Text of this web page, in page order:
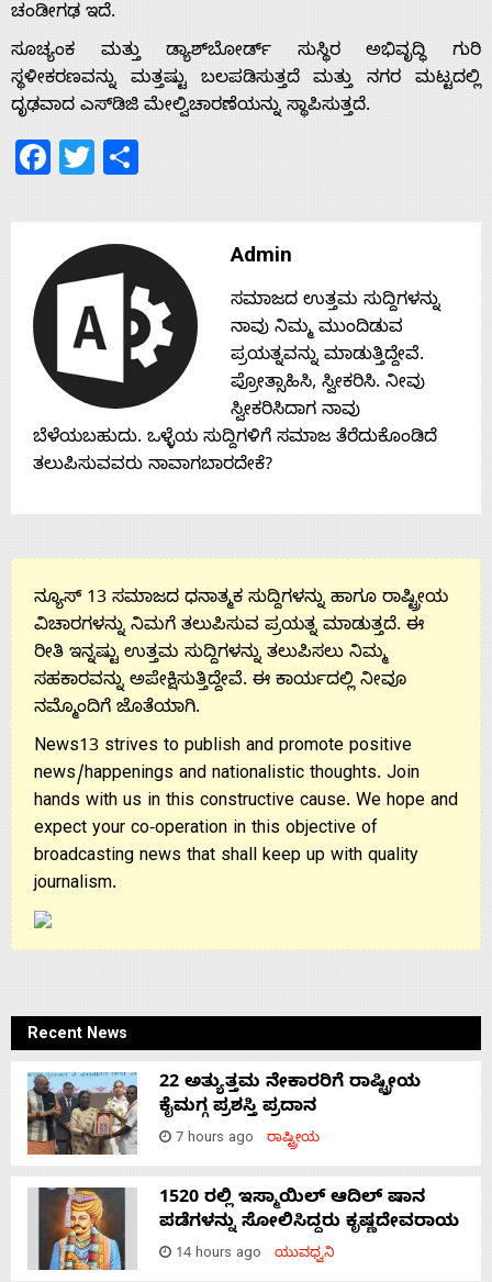
Us
Advertise
With
s
Contact
Us
ಚಂಡೀಗಢ ಇದೆ.
ಸೂಚ್ಯಂಕ ಮತ್ತು ಡ್ಯಾಶ್‌ಬೋರ್ಡ್ ಸುಸ್ಥಿರ ಅಭಿವೃದ್ಧಿ ಗುರಿ
ಸ್ಥಳೀಕರಣವನ್ನು ಮತ್ತಷ್ಟು ಬಲಪಡಿಸುತ್ತದೆ ಮತ್ತು ನಗರ ಮಟ್ಟದಲ್ಲಿ
ದೃಢವಾದ ಎಸ್‌ಡಿಜಿ ಮೇಲ್ವಿಚಾರಣೆಯನ್ನು ಸ್ಥಾಪಿಸುತ್ತದೆ.
Facebook
Twitter
Admin
ಸಮಾಜದ ಉತ್ತಮ ಸುದ್ದಿಗಳನ್ನು
ನಾವು ನಿಮ್ಮ ಮುಂದಿಡುವ
ಪ್ರಯತ್ನವನ್ನು ಮಾಡುತ್ತಿದ್ದೇವೆ.
ಪ್ರೋತ್ಸಾಹಿಸಿ, ಸ್ವೀಕರಿಸಿ. ನೀವು
ಸ್ವೀಕರಿಸಿದಾಗ ನಾವು
ಬೆಳೆಯಬಹುದು. ಒಳ್ಳೆಯ ಸುದ್ದಿಗಳಿಗೆ ಸಮಾಜ ತೆರೆದುಕೊಂಡಿದೆ
ತಲುಪಿಸುವವರು ನಾವಾಗಬಾರದೇಕೆ?
ನ್ಯೂಸ್ 13 ಸಮಾಜದ ಧನಾತ್ಮಕ ಸುದ್ದಿಗಳನ್ನು ಹಾಗೂ ರಾಷ್ಟ್ರೀಯ
ವಿಚಾರಗಳನ್ನು ನಿಮಗೆ ತಲುಪಿಸುವ ಪ್ರಯತ್ನ ಮಾಡುತ್ತದೆ. ಈ
ರೀತಿ ಇನ್ನಷ್ಟು ಉತ್ತಮ ಸುದ್ದಿಗಳನ್ನು ತಲುಪಿಸಲು ನಿಮ್ಮ
ಸಹಕಾರವನ್ನು ಅಪೇಕ್ಷಿಸುತ್ತಿದ್ದೇವೆ. ಈ ಕಾರ್ಯದಲ್ಲಿ ನೀವೂ
ನಮ್ಮೊಂದಿಗೆ ಜೊತೆಯಾಗಿ.
News13 strives to publish and promote positive
news/happenings and nationalistic thoughts. Join
hands with us in this constructive cause. We hope and
expect your co-operation in this objective of
broadcasting news that shall keep up with quality
journalism.
Recent News
22 ಅತ್ಯುತ್ತಮ ನೇಕಾರರಿಗೆ ರಾಷ್ಟ್ರೀಯ
ಕೈಮಗ್ಗ ಪ್ರಶಸ್ತಿ ಪ್ರದಾನ
7 hours ago ರಾಷ್ಟ್ರೀಯ
1520 ರಲ್ಲಿ ಇಸ್ಮಾಯಿಲ್ ಆದಿಲ್ ಷಾನ
ಪಡೆಗಳನ್ನು ಸೋಲಿಸಿದ್ದರು ಕೃಷ್ಣದೇವರಾಯ
14 hours ago ಯುವಧ್ವನಿ